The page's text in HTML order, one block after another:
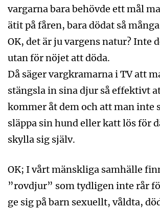
vargarna bara behövde ett mål
ätit på fåren, bara dödat så
OK, det är ju vargens natur? Inte
utan för nöjet att döda.
Då säger vargkramarna i TV att
stängsla in sina djur så effektivt
kommer åt dem och att man inte
släppa sin hund eller katt lös för
skylla sig själv.
OK; I vårt mänskliga samhälle
”rovdjur” som tydligen inte rår
ge sig på barn sexuellt, våldta,